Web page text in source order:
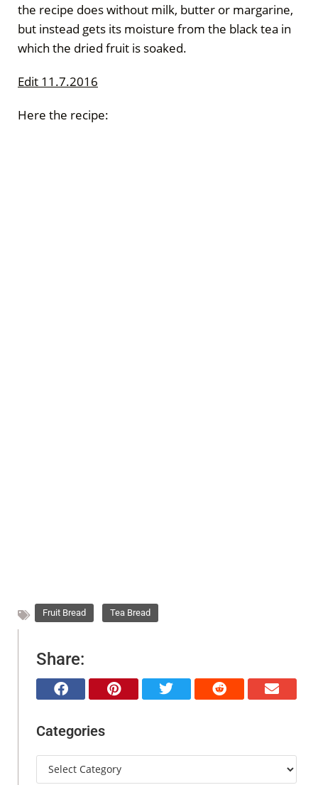
the recipe does without milk, butter or margarine,
but instead gets its moisture from the black tea in
which the dried fruit is soaked.
Edit 11.7.2016
Here the recipe:
Fruit Bread Tea Bread
Share:
Categories